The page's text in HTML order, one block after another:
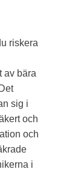
riskera
av bära
sig i
och
och
i